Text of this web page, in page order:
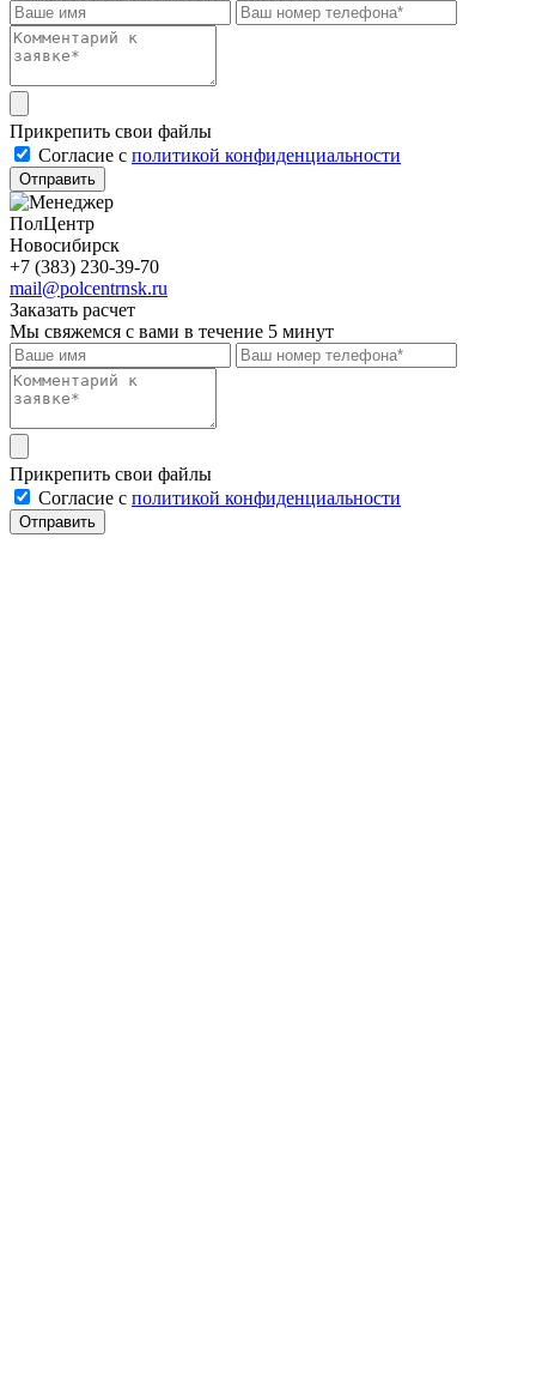
Прикрепить свои файлы
Cогласие с политикой конфиденциальности
Отправить
ПолЦентр
Новосибирск
+7 (383) 230-39-70
mail@polcentrnsk.ru
Заказать расчет
Мы свяжемся с вами в течение 5 минут
Прикрепить свои файлы
Cогласие с политикой конфиденциальности
Отправить